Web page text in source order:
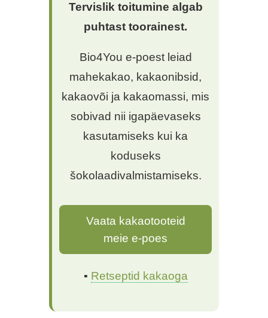
Tervislik toitumine algab
puhtast toorainest.
Bio4You e-poest leiad
mahekakao, kakaonibsid,
kakaovõi ja kakaomassi, mis
sobivad nii igapäevaseks
kasutamiseks kui ka
koduseks
šokolaadivalmistamiseks.
Vaata kakaotooteid
meie e-poes
▪ Retseptid kakaoga